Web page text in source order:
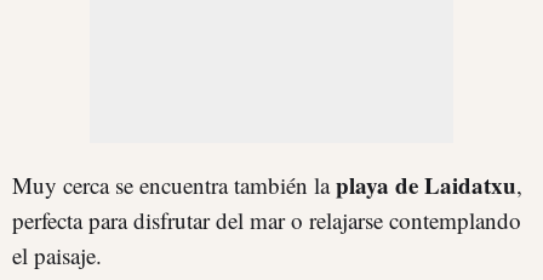
Muy cerca se encuentra también laplaya de Laidatxu,
perfecta para disfrutar del mar o relajarse contemplando
el paisaje.